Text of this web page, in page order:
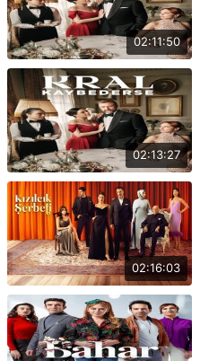
02:11:50
02:13:27
02:16:03